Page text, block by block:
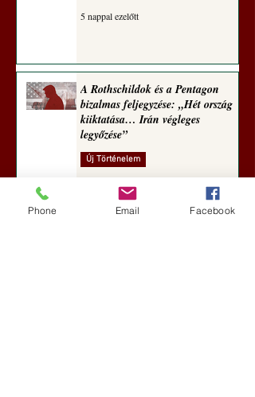
5 nappal ezelőtt
A Rothschildok és a Pentagon
bizalmas feljegyzése: „Hét ország
kiiktatása… Irán végleges
legyőzése”
Új Történelem
5 nappal ezelőtt
Phone Email Facebook